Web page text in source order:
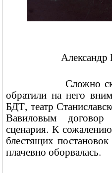
Александр
Сложно
обратили на него
БДТ, театр
Вавиловым договор
сценария. К
блестящих
плачевно оборвалась.